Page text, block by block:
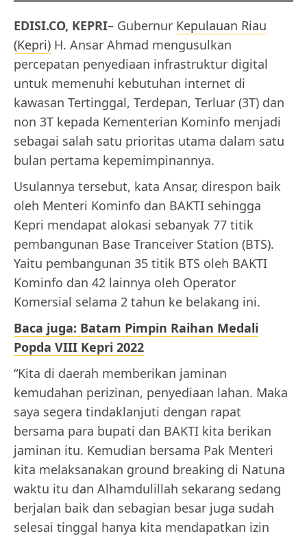
EDISI.CO, KEPRI– Gubernur Kepulauan Riau
(Kepri) H. Ansar Ahmad mengusulkan
percepatan penyediaan infrastruktur digital
untuk memenuhi kebutuhan internet di
kawasan Tertinggal, Terdepan, Terluar (3T) dan
non 3T kepada Kementerian Kominfo menjadi
sebagai salah satu prioritas utama dalam satu
bulan pertama kepemimpinannya.
Usulannya tersebut, kata Ansar, direspon baik
oleh Menteri Kominfo dan BAKTI sehingga
Kepri mendapat alokasi sebanyak 77 titik
pembangunan Base Tranceiver Station (BTS).
Yaitu pembangunan 35 titik BTS oleh BAKTI
Kominfo dan 42 lainnya oleh Operator
Komersial selama 2 tahun ke belakang ini.
Baca juga: Batam Pimpin Raihan Medali
Popda VIII Kepri 2022
“Kita di daerah memberikan jaminan
kemudahan perizinan, penyediaan lahan. Maka
saya segera tindaklanjuti dengan rapat
bersama para bupati dan BAKTI kita berikan
jaminan itu. Kemudian bersama Pak Menteri
kita melaksanakan ground breaking di Natuna
waktu itu dan Alhamdulillah sekarang sedang
berjalan baik dan sebagian besar juga sudah
selesai tinggal hanya kita mendapatkan izin